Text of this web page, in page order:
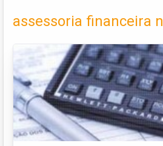
assessoria financeira